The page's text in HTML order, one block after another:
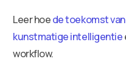
Leer hoede toekomst
kunstmatige intelligentie
workflow.